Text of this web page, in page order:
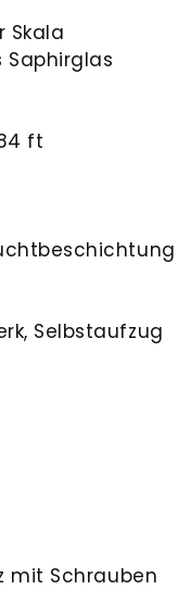
Skala
ft
Selbstaufzug
mit Schrauben